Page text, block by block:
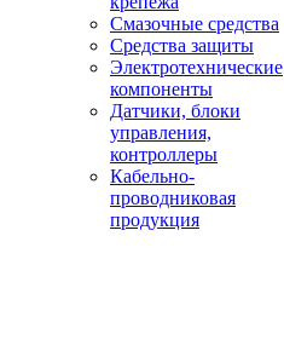
Смазочные средства
Средства защиты
Электротехнические
компоненты
Датчики, блоки
управления,
контроллеры
Кабельно-
проводниковая
продукция